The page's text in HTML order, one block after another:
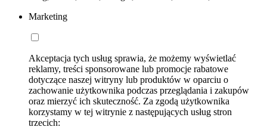
Marketing
Akceptacja tych usług sprawia, że możemy wyświetlać
reklamy, treści sponsorowane lub promocje rabatowe
dotyczące naszej witryny lub produktów w oparciu o
zachowanie użytkownika podczas przeglądania i zakupów
oraz mierzyć ich skuteczność. Za zgodą użytkownika
korzystamy w tej witrynie z następujących usług stron
trzecich: